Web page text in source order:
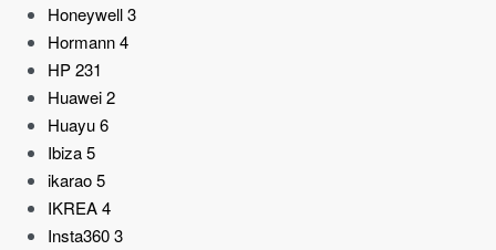
Honeywell3
Hormann4
HP231
Huawei2
Huayu6
Ibiza5
ikarao5
IKREA4
Insta3603